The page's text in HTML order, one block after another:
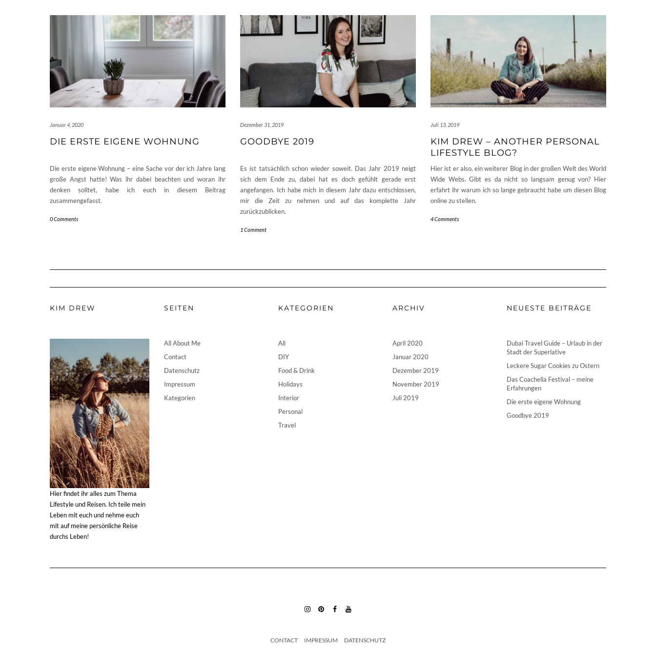
Januar 4, 2020
DIE ERSTE EIGENE WOHNUNG
Die erste eigene Wohnung – eine Sache vor der ich Jahre lang
große Angst hatte! Was ihr dabei beachten und woran ihr
denken solltet, habe ich euch in diesem Beitrag
zusammengefasst.
0 Comments
Dezember 31, 2019
GOODBYE 2019
Es ist tatsächlich schon wieder soweit. Das Jahr 2019 neigt
sich dem Ende zu, dabei hat es doch gefühlt gerade erst
angefangen. Ich habe mich in diesem Jahr dazu entschlossen,
mir die Zeit zu nehmen und auf das komplette Jahr
zurückzublicken.
1 Comment
Juli 13, 2019
KIM DREW – ANOTHER PERSONAL
LIFESTYLE BLOG?
Hier ist er also, ein weiterer Blog in der großen Welt des World
Wide Webs. Gibt es da nicht so langsam genug von? Hier
erfahrt ihr warum ich so lange gebraucht habe um diesen Blog
online zu stellen.
4 Comments
KIM DREW
Hier findet ihr alles zum Thema
Lifestyle und Reisen. Ich teile mein
Leben mit euch und nehme euch
mit auf meine persönliche Reise
durchs Leben!
SEITEN
All About Me
Contact
Datenschutz
Impressum
Kategorien
KATEGORIEN
All
DIY
Food & Drink
Holidays
Interior
Personal
Travel
ARCHIV
April 2020
Januar 2020
Dezember 2019
November 2019
Juli 2019
NEUESTE BEITRÄGE
Dubai Travel Guide – Urlaub in der
Stadt der Superlative
Leckere Sugar Cookies zu Ostern
Das Coachella Festival – meine
Erfahrungen
Die erste eigene Wohnung
Goodbye 2019
CONTACT IMPRESSUM DATENSCHUTZ